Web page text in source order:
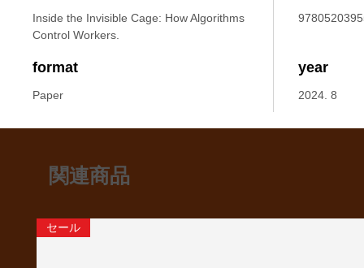
Inside the Invisible Cage: How Algorithms
Control Workers.
format
Paper
year
2024. 8
関連商品
セール